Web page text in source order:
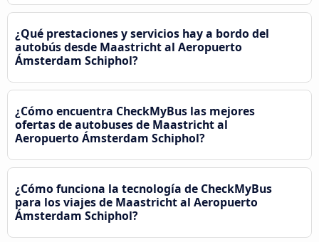
¿Qué prestaciones y servicios hay a bordo del
autobús desde Maastricht al Aeropuerto
Ámsterdam Schiphol?
¿Cómo encuentra CheckMyBus las mejores
ofertas de autobuses de Maastricht al
Aeropuerto Ámsterdam Schiphol?
¿Cómo funciona la tecnología de CheckMyBus
para los viajes de Maastricht al Aeropuerto
Ámsterdam Schiphol?